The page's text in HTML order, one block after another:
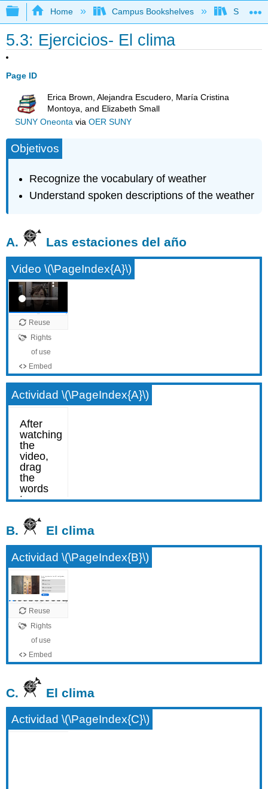
Expand/collapse global hierarchy
Home Campus Bookshelves
5.3: Ejercicios- El clima
Page ID
Erica Brown, Alejandra Escudero, María Cristina
Montoya, and Elizabeth Small
SUNY Oneontavia OER SUNY
Objetivos
Recognize the vocabulary of weather
Understand spoken descriptions of the weather
A. Las estaciones del año
Video \(\PageIndex{A}\)
Actividad \(\PageIndex{A}\)
B. El clima
Actividad \(\PageIndex{B}\)
C. El clima
Actividad \(\PageIndex{C}\)